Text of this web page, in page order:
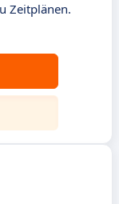
Zeitplänen.